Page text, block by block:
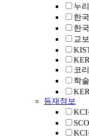
누
한
한
교
코
학
등재정보
KCI
KCI